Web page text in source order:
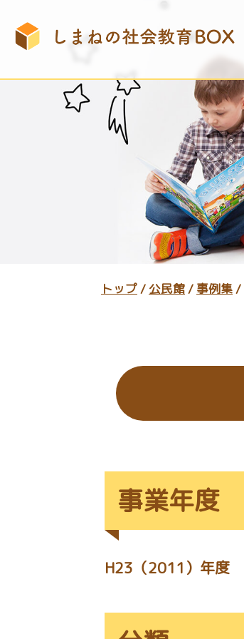
現
置：
トップ / 公民館 / 事例集 /
事業年度
H23（2011）年度